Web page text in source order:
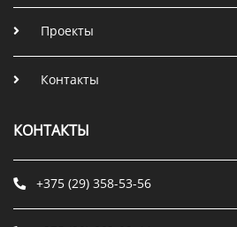
Проекты
Контакты
КОНТАКТЫ
+375 (29) 358-53-56